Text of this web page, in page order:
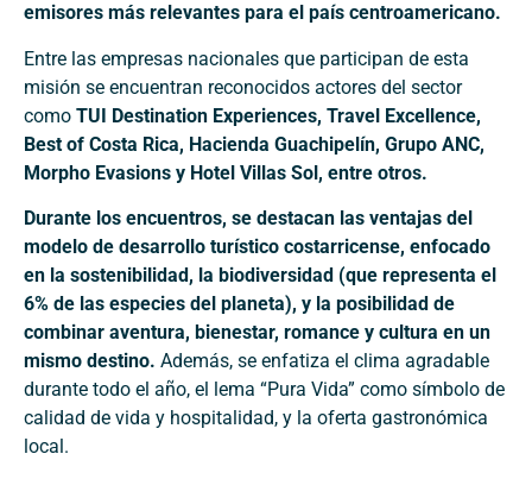
emisores más relevantes para el país centroamericano.
Entre las empresas nacionales que participan de esta
misión se encuentran reconocidos actores del sector
como TUI Destination Experiences, Travel Excellence,
Best of Costa Rica, Hacienda Guachipelín, Grupo ANC,
Morpho Evasions y Hotel Villas Sol, entre otros.
Durante los encuentros, se destacan las ventajas del
modelo de desarrollo turístico costarricense, enfocado
en la sostenibilidad, la biodiversidad (que representa el
6% de las especies del planeta), y la posibilidad de
combinar aventura, bienestar, romance y cultura en un
mismo destino. Además, se enfatiza el clima agradable
durante todo el año, el lema “Pura Vida” como símbolo de
calidad de vida y hospitalidad, y la oferta gastronómica
local.